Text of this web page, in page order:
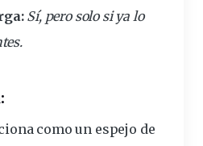
Sí, pero solo si ya lo
como un espejo de